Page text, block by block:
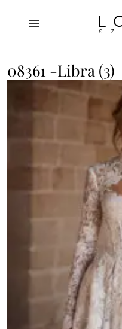
08361 -Libra (3)